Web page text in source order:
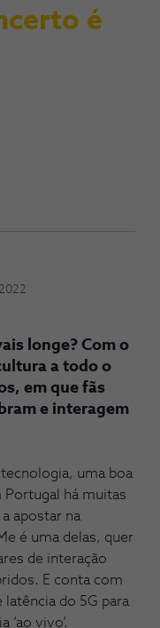
é
longe? Com o
a todo o
em que fãs
e interagem
uma boa
Portugal há muitas
apostar na
é uma delas, quer
de interação
E conta com
do 5G para
‘ao vivo’.